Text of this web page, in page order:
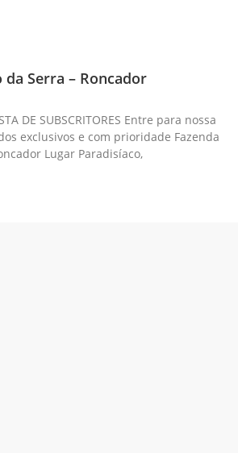
da Serra – Roncador
DE SUBSCRITORES Entre para nossa
exclusivos e com prioridade Fazenda
Lugar Paradisíaco,